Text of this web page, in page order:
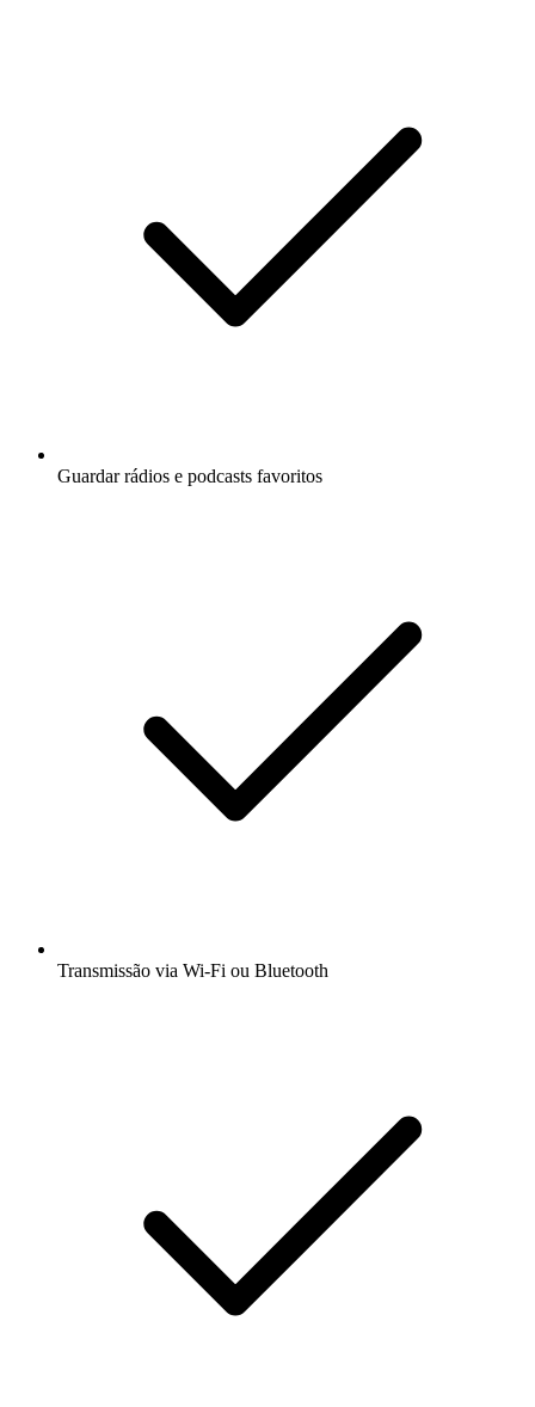
Guardar rádios e podcasts favoritos
Transmissão via Wi-Fi ou Bluetooth